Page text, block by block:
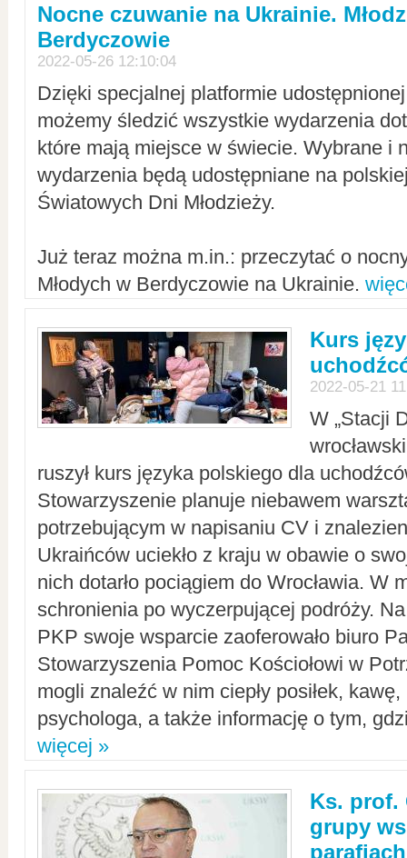
Nocne czuwanie na Ukrainie.
Berdyczowie
2022-05-26 12:10:04
Dzięki specjalnej platformie
możemy śledzić wszystkie wydarzenia
które mają miejsce w świecie. Wybrane i
wydarzenia będą udostępniane na
Światowych Dni Młodzieży.
Już teraz można m.in.: przeczytać o
Młodych w Berdyczowie na Ukrainie.
Kurs
2022-05-21
W „Stacji
ruszył kurs języka polskiego dla
Stowarzyszenie planuje niebawem
potrzebującym w napisaniu CV i
Ukraińców uciekło z kraju w obawie o
nich dotarło pociągiem do Wrocławia. W
schronienia po wyczerpującej podróży.
PKP swoje wsparcie zaoferowało biuro
Stowarzyszenia Pomoc Kościołowi w
mogli znaleźć w nim ciepły posiłek,
psychologa, a także informację o tym,
więcej »
Ks. prof.
grupy
parafiach